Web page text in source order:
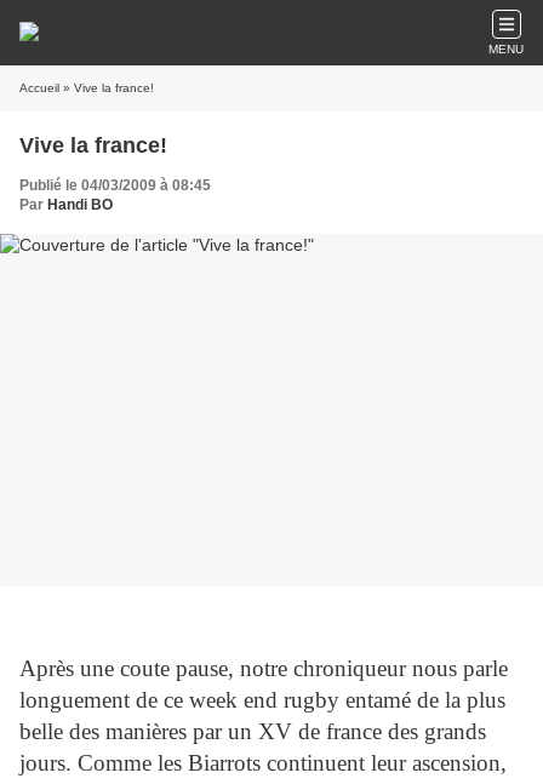
MENU
Accueil » Vive la france!
Vive la france!
Publié le 04/03/2009 à 08:45
Par Handi BO
Après une coute pause, notre chroniqueur nous parle
longuement de ce week end rugby entamé de la plus
belle des manières par un XV de france des grands
jours. Comme les Biarrots continuent leur ascension,